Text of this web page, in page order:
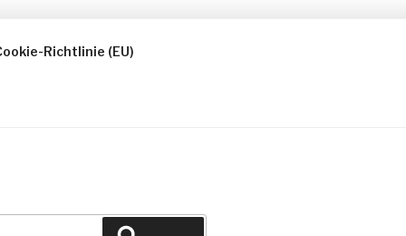
Richtlinie (EU)